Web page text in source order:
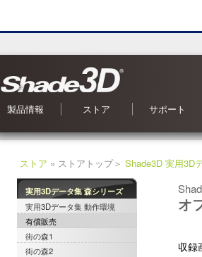
製品情報
Shade3D Ver.27
CG入力支援サービス
BIM/CIM 設計照査ツール
ブロックUIプログラミングツール
マジカルスケッチ3D
Shade3D Shapeasy
Shade3D Panorama View
Shade3D 公式ガイドブック
Shade3D 実用3Dデータ集 森シリーズ
Shade3D SDK
ストア
ストアトップ
Shade3D Ver.27 シリーズ
Shapeasy の購入
マジカルスケッチ 3Dの購入
オンラインストアご利用案内
Shade3D マーケットプレイス
特集記事
Shade3D 実用3Dデータ集 森シ
サポート
お問い合わせ
OS 別対応状況
よくあるご質
オンラインヘ
アップデータ
メールマガジン
Shade3D ナッ
ストア » ストアトップ＞ Shade3D 実用
実用3Dデータ集 森シリーズ
実用3Dデータ集 動作環境
有償販売
街の森1
街の森2
オ
収録